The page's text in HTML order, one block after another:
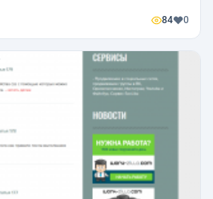
84 0